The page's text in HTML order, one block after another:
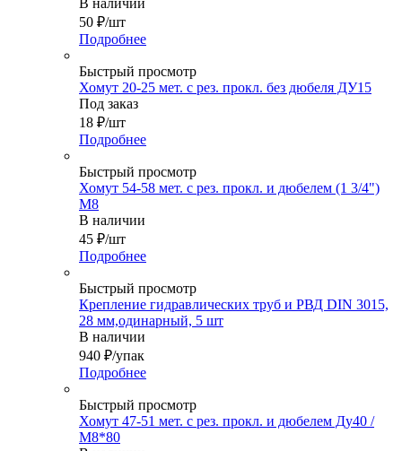
В наличии
50 ₽/шт
Подробнее
Быстрый просмотр
Хомут 20-25 мет. с рез. прокл. без дюбеля ДУ15
Под заказ
18 ₽/шт
Подробнее
Быстрый просмотр
Хомут 54-58 мет. с рез. прокл. и дюбелем (1 3/4")
М8
В наличии
45 ₽/шт
Подробнее
Быстрый просмотр
Крепление гидравлических труб и РВД DIN 3015,
28 мм,одинарный, 5 шт
В наличии
940 ₽/упак
Подробнее
Быстрый просмотр
Хомут 47-51 мет. с рез. прокл. и дюбелем Ду40 /
М8*80